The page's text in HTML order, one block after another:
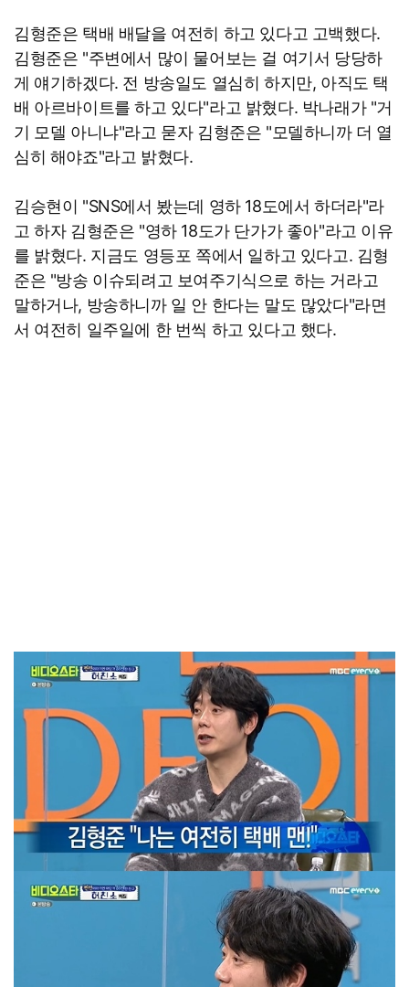
김형준은 택배 배달을 여전히 하고 있다고 고백했다.
김형준은 "주변에서 많이 물어보는 걸 여기서 당당하
게 얘기하겠다. 전 방송일도 열심히 하지만, 아직도 택
배 아르바이트를 하고 있다"라고 밝혔다. 박나래가 "거
기 모델 아니냐"라고 묻자 김형준은 "모델하니까 더 열
심히 해야죠"라고 밝혔다.
김승현이 "SNS에서 봤는데 영하 18도에서 하더라"라
고 하자 김형준은 "영하 18도가 단가가 좋아"라고 이유
를 밝혔다. 지금도 영등포 쪽에서 일하고 있다고. 김형
준은 "방송 이슈되려고 보여주기식으로 하는 거라고
말하거나, 방송하니까 일 안 한다는 말도 많았다"라면
서 여전히 일주일에 한 번씩 하고 있다고 했다.